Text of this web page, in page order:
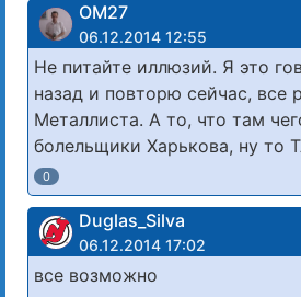
ОМ27
06.12.2014 12:55
Не питайте иллюзий. Я это
назад и повторю сейчас, все
Металлиста. А то, что там
болельщики Харькова, ну то
0
Duglas_Silva
06.12.2014 17:02
все возможно